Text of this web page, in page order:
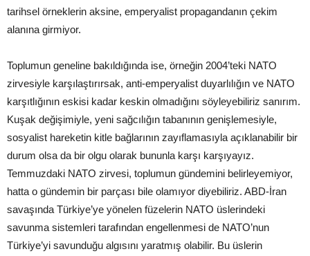
tarihsel örneklerin aksine, emperyalist propagandanın çekim
alanına girmiyor.
Toplumun geneline bakıldığında ise, örneğin 2004’teki NATO
zirvesiyle karşılaştırırsak, anti-emperyalist duyarlılığın ve NATO
karşıtlığının eskisi kadar keskin olmadığını söyleyebiliriz sanırım.
Kuşak değişimiyle, yeni sağcılığın tabanının genişlemesiyle,
sosyalist hareketin kitle bağlarının zayıflamasıyla açıklanabilir bir
durum olsa da bir olgu olarak bununla karşı karşıyayız.
Temmuzdaki NATO zirvesi, toplumun gündemini belirleyemiyor,
hatta o gündemin bir parçası bile olamıyor diyebiliriz. ABD-İran
savaşında Türkiye’ye yönelen füzelerin NATO üslerindeki
savunma sistemleri tarafından engellenmesi de NATO’nun
Türkiye’yi savunduğu algısını yaratmış olabilir. Bu üslerin